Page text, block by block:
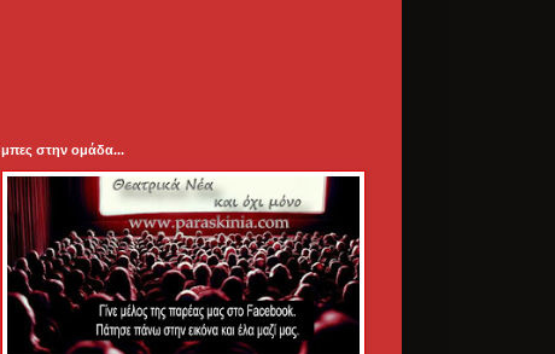
μπες στην ομάδα...